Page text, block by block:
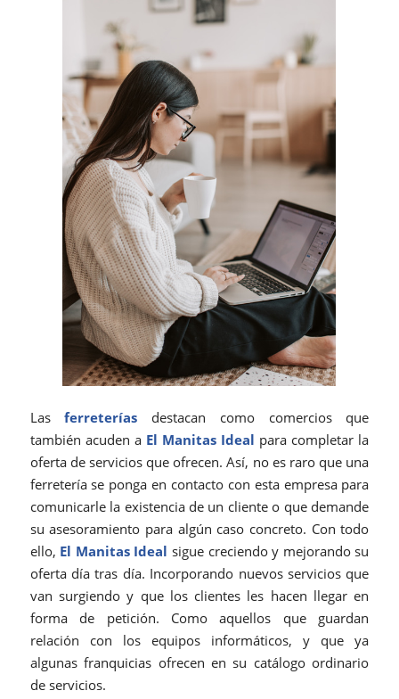
Lasferreterías destacan como comercios que
también acuden aEl Manitas Ideal para completar la
oferta de servicios que ofrecen. Así, no es raro que una
ferretería se ponga en contacto con esta empresa para
comunicarle la existencia de un cliente o que demande
su asesoramiento para algún caso concreto. Con todo
ello, El Manitas Ideal sigue creciendo y mejorando su
oferta día tras día. Incorporando nuevos servicios que
van surgiendo y que los clientes les hacen llegar en
forma de petición. Como aquellos que guardan
relación con los equipos informáticos, y que ya
algunas franquicias ofrecen en su catálogo ordinario
de servicios.